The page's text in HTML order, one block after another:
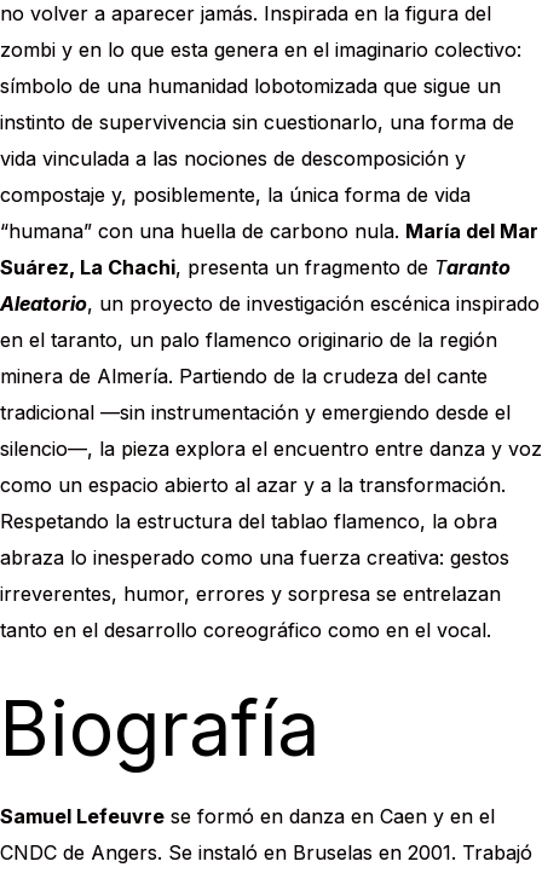
no volver a aparecer jamás. Inspirada en la figura del
zombi y en lo que esta genera en el imaginario colectivo:
símbolo de una humanidad lobotomizada que sigue un
instinto de supervivencia sin cuestionarlo, una forma de
vida vinculada a las nociones de descomposición y
compostaje y, posiblemente, la única forma de vida
“humana” con una huella de carbono nula. María del Mar
Suárez, La Chachi, presenta un fragmento de Taranto
Aleatorio, un proyecto de investigación escénica inspirado
en el taranto, un palo flamenco originario de la región
minera de Almería. Partiendo de la crudeza del cante
tradicional —sin instrumentación y emergiendo desde el
silencio—, la pieza explora el encuentro entre danza y voz
como un espacio abierto al azar y a la transformación.
Respetando la estructura del tablao flamenco, la obra
abraza lo inesperado como una fuerza creativa: gestos
irreverentes, humor, errores y sorpresa se entrelazan
tanto en el desarrollo coreográfico como en el vocal.
Biografía
Samuel Lefeuvre se formó en danza en Caen y en el
CNDC de Angers. Se instaló en Bruselas en 2001. Trabajó